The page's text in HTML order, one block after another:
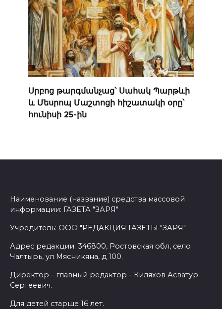
Սրբոց թարգմանչաց՝ Սահակ Պարթևի
և Մեսրոպ Մաշտոցի հիշատակի օրը՝
հունիսի 25-ին
Наименование (название) средства массовой
информации: ГАЗЕТА "ЗАРЯ"
Учредитель: ООО "РЕДАКЦИЯ ГАЗЕТЫ "ЗАРЯ"
Адрес редакции: 346800, Ростовская обл, село
Чалтырь, ул Мясникяна, д 100.
Директор - главный редактор - Киляхов Асватур
Сергеевич.
Для детей старше 16 лет.